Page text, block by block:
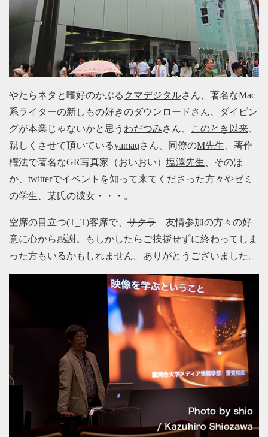
やたらネタと嗜好のかぶる クマデジタルさん、著名なMac
系ライターの新しもの好きのダウンロード さん、ダイビン
グが本業じゃないかと思う わだつみさん、 このとき以来
親しくさせて頂いているyamaqさん、同僚のM先生 、著作
権法で著名なGR写真家（おいおい） 塩澤先生 、そのほ
か、twitterでイベントを知って来てくださった方々やゼミ
の学生、某氏の彼女・・・。
空席の目立つ(T_T)客席で、 サクラ 友情参加の方々の好
意に心から感謝。もしかしたらご挨拶せずに終わってしま
った方もいるかもしれません。ありがとうございました。